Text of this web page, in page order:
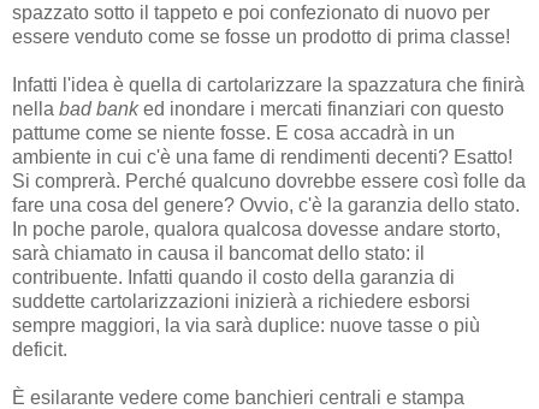
spazzato sotto il tappeto e poi confezionato di nuovo per
essere venduto come se fosse un prodotto di prima classe!
Infatti l'idea è quella di cartolarizzare la spazzatura che finirà
nella bad banked inondare i mercati finanziari con questo
pattume come se niente fosse. E cosa accadrà in un
ambiente in cui c'è una fame di rendimenti decenti? Esatto!
Si comprerà. Perché qualcuno dovrebbe essere così folle da
fare una cosa del genere? Ovvio, c'è la garanzia dello stato.
In poche parole, qualora qualcosa dovesse andare storto,
sarà chiamato in causa il bancomat dello stato: il
contribuente. Infatti quando il costo della garanzia di
suddette cartolarizzazioni inizierà a richiedere esborsi
sempre maggiori, la via sarà duplice: nuove tasse o più
deficit.
È esilarante vedere come banchieri centrali e stampa